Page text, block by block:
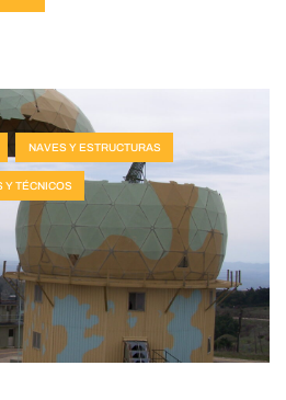
NAVES Y ESTRUCTURAS
Y TÉCNICOS